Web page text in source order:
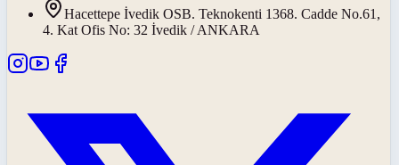
Hacettepe İvedik OSB. Teknokenti 1368. Cadde No.61,
4. Kat Ofis No: 32 İvedik / ANKARA